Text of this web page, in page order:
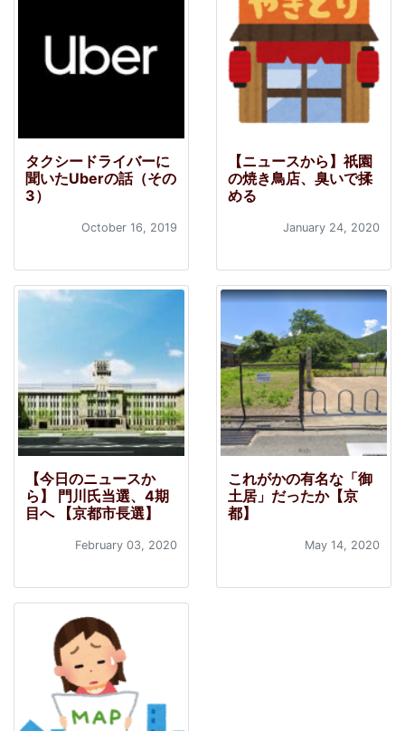
タクシードライバーに
聞いたUberの話（その
3）
October 16, 2019
【ニュースから】祇園
の焼き鳥店、臭いで揉
める
January 24, 2020
【今日のニュースか
ら】 門川氏当選、4期
目へ 【京都市長選】
February 03, 2020
これがかの有名な「御
土居」だったか【京
都】
May 14, 2020